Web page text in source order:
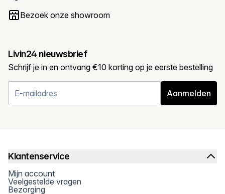
Bezoek onze showroom
Livin24 nieuwsbrief
Schrijf je in en ontvang €10 korting op je eerste bestelling
Aanmelden
Klantenservice
Mijn account
Veelgestelde vragen
Bezorging